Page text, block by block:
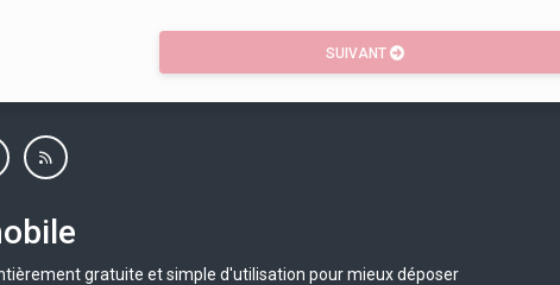
SUIVANT
gratuite et simple d'utilisation pour mieux déposer